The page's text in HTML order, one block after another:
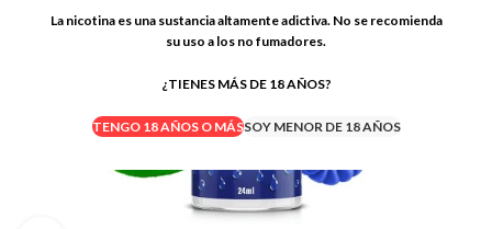
La nicotina es una sustancia altamente adictiva. No se recomienda
su uso a los no fumadores.
¿TIENES MÁS DE 18 AÑOS?
TENGO 18 AÑOS O MÁSSOY MENOR DE 18 AÑOS